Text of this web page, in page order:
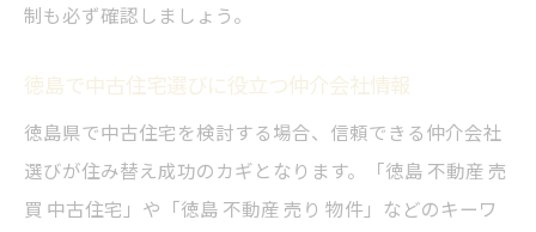
制も必ず確認しましょう。
徳島で中古住宅選びに役立つ仲介会社情報
徳島県で中古住宅を検討する場合、信頼できる仲介会社
選びが住み替え成功のカギとなります。「徳島 不動産 売
買 中古住宅」や「徳島 不動産 売り 物件」などのキーワ